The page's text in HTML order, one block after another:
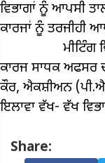
ਵਿਭਾਗਾਂ ਨੂੰ ਆਪਸੀ
ਕਾਰਜਾਂ ਨੂੰ ਤਰਜੀਹੀ
ਮੀਟਿੰਗ ਵਿੱਚ
ਕਾਰਜ ਸਾਧਕ ਅਫਸਰ
ਕੌਰ, ਐਕਸ਼ੀਅਨ
ਇਲਾਵਾ ਵੱਖ- ਵੱਖ
Share: